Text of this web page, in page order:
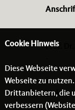
Prof. Dr.
- -
Links
Cookie Hinweis
Diese Webseite
Webseite zu
Drittanbietern, die
verbessern